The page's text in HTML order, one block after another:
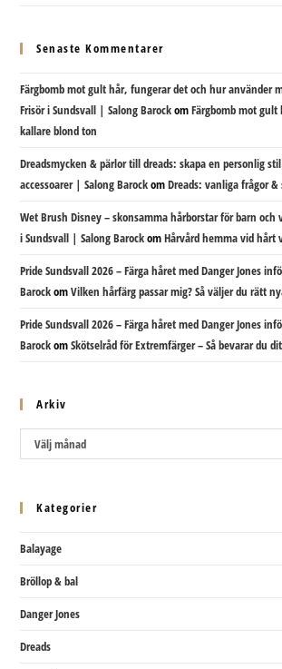
Senaste Kommentarer
Färgbomb mot gult hår, fungerar det och hur använder
Frisör i Sundsvall | Salong BarockomFärgbomb mot
kallare blond ton
Dreadsmycken & pärlor till dreads: skapa en personlig
accessoarer | Salong BarockomDreads: vanliga frågor
Wet Brush Disney – skonsamma hårborstar för barn och
i Sundsvall | Salong BarockomHårvård hemma vid hårt
Pride Sundsvall 2026 – Färga håret med Danger Jones
BarockomVilken hårfärg passar mig? Så väljer du rätt
Pride Sundsvall 2026 – Färga håret med Danger Jones
BarockomSkötselråd för Extremfärger – Så bevarar du
Arkiv
ArkivVälj månad
Kategorier
Balayage
Bröllop & bal
Danger Jones
Dreads